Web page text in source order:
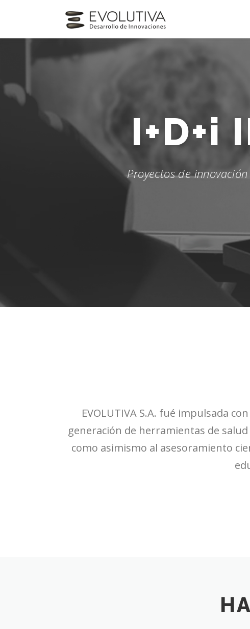
I+D+i
Proyectos de
EVOLUTIVA S.A. fué impulsada
generación de herramientas de
como asimismo al asesoramiento